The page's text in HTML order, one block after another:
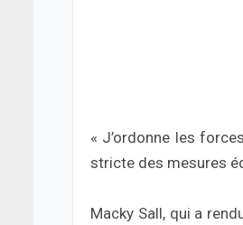
« J’ordonne les
stricte des mesures
Macky Sall, qui a